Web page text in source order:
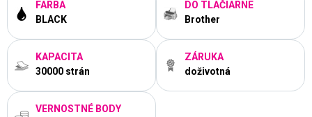
FARBA
BLACK
DO TLAČIARNE
Brother
KAPACITA
30000 strán
ZÁRUKA
doživotná
VERNOSTNÉ BODY